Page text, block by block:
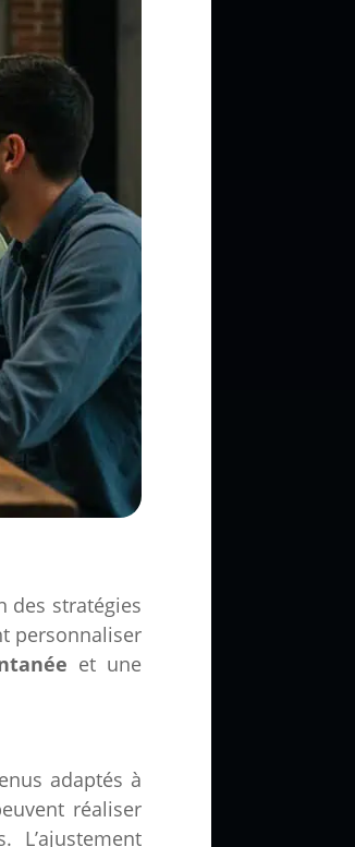
des stratégies
personnaliser
et une
adaptés à
réaliser
L’ajustement